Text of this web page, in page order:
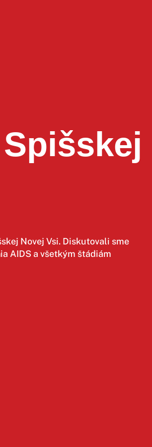
Novej Vsi. Diskutovali sme
AIDS a všetkým štádiám